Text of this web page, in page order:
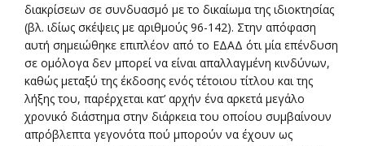
διακρίσεων σε συνδυασμό με το δικαίωμα της ιδιοκτησίας
(βλ. ιδίως σκέψεις με αριθμούς 96-142). Στην απόφαση
αυτή σημειώθηκε επιπλέον από το ΕΔΑΔ ότι μία επένδυση
σε ομόλογα δεν μπορεί να είναι απαλλαγμένη κινδύνων,
καθώς μεταξύ της έκδοσης ενός τέτοιου τίτλου και της
λήξης του, παρέρχεται κατ’ αρχήν ένα αρκετά μεγάλο
χρονικό διάστημα στην διάρκεια του οποίου συμβαίνουν
απρόβλεπτα γεγονότα πού μπορούν να έχουν ως